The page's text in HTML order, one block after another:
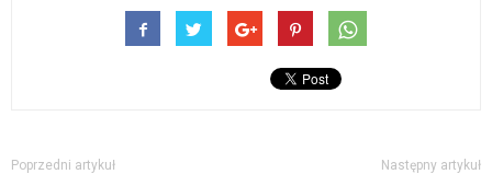
Poprzedni artykuł Następny artykuł